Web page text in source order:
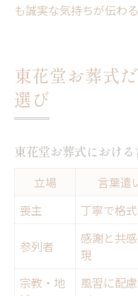
も誠実な気持ちが伝わる
東花堂お葬式
選び
東花堂お葬式におけ
立場 言葉遣
喪主
丁寧で格
参列者
感謝と共
現
宗教・地
風習に配